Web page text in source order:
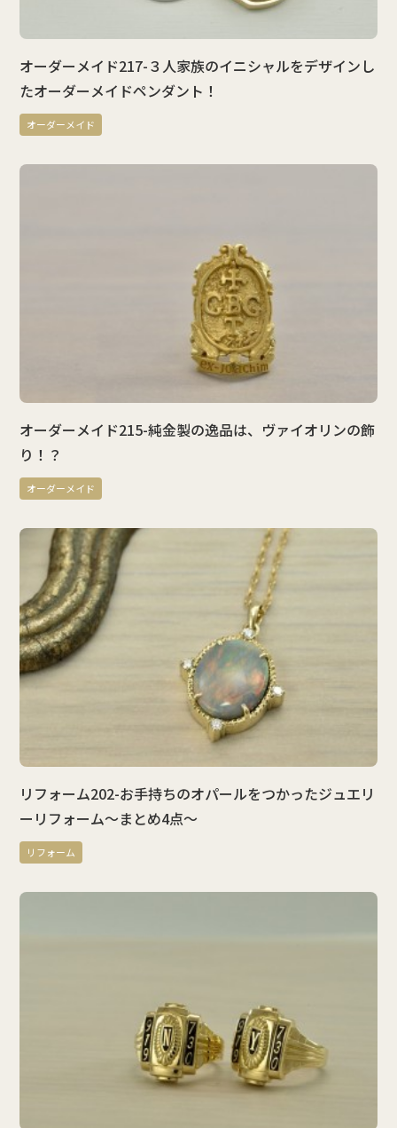
オーダーメイド217-３人家族のイニシャルをデザインし
たオーダーメイドペンダント！
オーダーメイド
オーダーメイド215-純金製の逸品は、ヴァイオリンの飾
り！？
オーダーメイド
リフォーム202-お手持ちのオパールをつかったジュエリ
ーリフォーム～まとめ4点～
リフォーム